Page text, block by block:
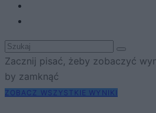
Zacznij pisać, żeby zobaczyć
by zamknąć
ZOBACZ WSZYSTKIE WYNIKI